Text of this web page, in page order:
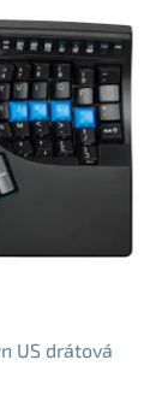
US drátová